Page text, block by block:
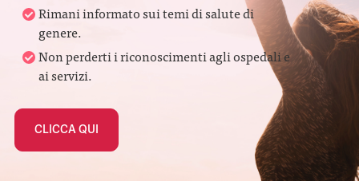
Rimani informato sui temi di salute di
genere.
Non perderti i riconoscimenti agli ospedali e
ai servizi.
CLICCA QUI